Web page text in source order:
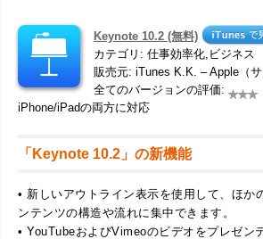
Keynote 10.2 (無料)
カテゴリ: 仕事効率化,ビジネス
販売元: iTunes K.K. – Apple（サ
全てのバージョンの評価:
iPhone/iPadの両方に対応
「Keynote 10.2」の新機能
• 新しいアウトライン表示を使用して、ほか
ンテンツの構造や流れに集中できます。
• YouTubeおよびVimeoのビデオをプレゼン